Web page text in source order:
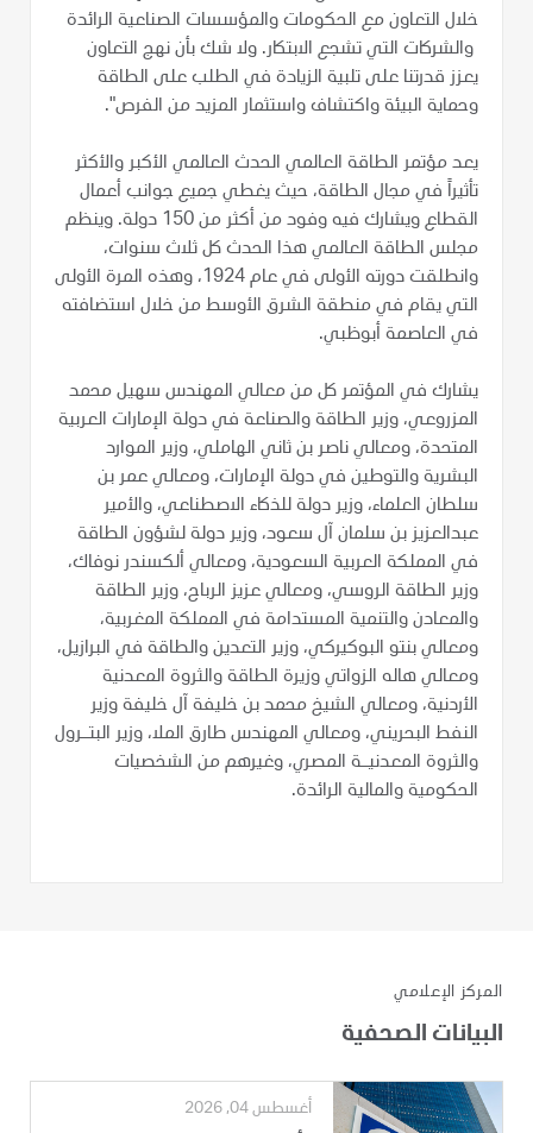
خلال التعاون مع الحكومات والمؤسسات الصناعية الرائدة
والشركات التي تشجع الابتكار. ولا شك بأن نهج التعاون
يعزز قدرتنا على تلبية الزيادة في الطلب على الطاقة
وحماية البيئة واكتشاف واستثمار المزيد من الفرص".
يعد مؤتمر الطاقة العالمي الحدث العالمي الأكبر والأكثر
تأثيراً في مجال الطاقة، حيث يغطي جميع جوانب أعمال
القطاع ويشارك فيه وفود من أكثر من 150 دولة. وينظم
مجلس الطاقة العالمي هذا الحدث كل ثلاث سنوات،
وانطلقت دورته الأولى في عام 1924، وهذه المرة الأولى
التي يقام في منطقة الشرق الأوسط من خلال استضافته
في العاصمة أبوظبي.
يشارك في المؤتمر كل من معالي المهندس سهيل محمد
المزروعي، وزير الطاقة والصناعة في دولة الإمارات العربية
المتحدة، ومعالي ناصر بن ثاني الهاملي، وزير الموارد
البشرية والتوطين في دولة الإمارات، ومعالي عمر بن
سلطان العلماء، وزير دولة للذكاء الاصطناعي، والأمير
عبدالعزيز بن سلمان آل سعود، وزير دولة لشؤون الطاقة
في المملكة العربية السعودية، ومعالي ألكسندر نوفاك،
وزير الطاقة الروسي، ومعالي عزيز الرباح، وزير الطاقة
والمعادن والتنمية المستدامة في المملكة المغربية،
ومعالي بنتو البوكيركي، وزير التعدين والطاقة في البرازيل،
ومعالي هاله الزواتي وزيرة الطاقة والثروة المعدنية
الأردنية، ومعالي الشيخ محمد بن خليفة آل خليفة وزير
النفط البحريني، ومعالي المهندس طارق الملا، وزير البتـرول
والثروة المعدنيـة المصري، وغيرهم من الشخصيات
الحكومية والمالية الرائدة.
المركز الإعلامي
البيانات الصحفية
أغسطس 04, 2026